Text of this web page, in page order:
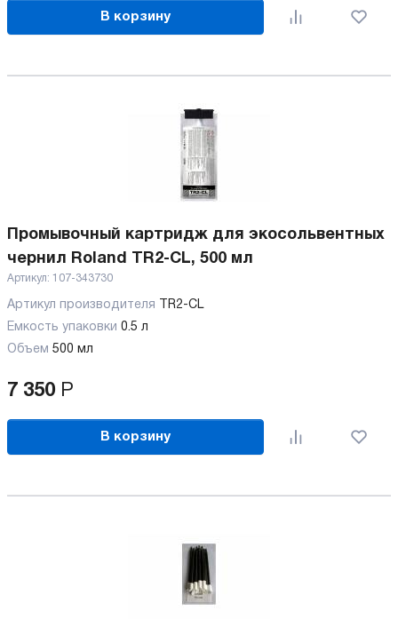
В корзину
Промывочный картридж для экосольвентных
чернил Roland TR2-CL, 500 мл
Артикул: 107-343730
Артикул производителя
TR2-CL
Емкость упаковки 0.5 л
Объем 500 мл
7 350 Р
В корзину